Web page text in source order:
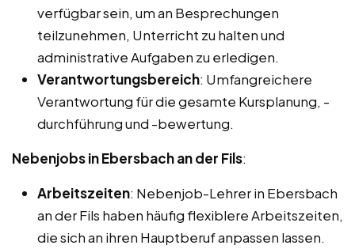
verfügbar sein, um an Besprechungen
teilzunehmen, Unterricht zu halten und
administrative Aufgaben zu erledigen.
Verantwortungsbereich: Umfangreichere
Verantwortung für die gesamte Kursplanung, -
durchführung und -bewertung.
Nebenjobs in Ebersbach an der Fils:
Arbeitszeiten: Nebenjob-Lehrer in Ebersbach
an der Fils haben häufig flexiblere Arbeitszeiten,
die sich an ihren Hauptberuf anpassen lassen.